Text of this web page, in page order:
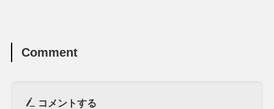
Comment
コメントする